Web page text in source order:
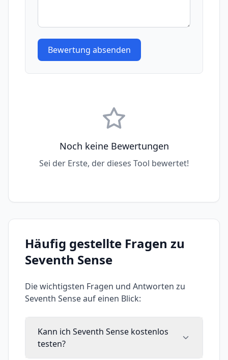
Bewertung absenden
Noch keine Bewertungen
Sei der Erste, der dieses Tool bewertet!
Häufig gestellte Fragen zu
Seventh Sense
Die wichtigsten Fragen und Antworten zu
Seventh Senseauf einen Blick:
Kann ich Seventh Sense kostenlos
testen?